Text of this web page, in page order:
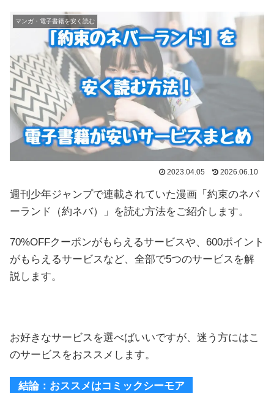
マンガ・電子書籍を安く読む
2023.04.05 2026.06.10
週刊少年ジャンプで連載されていた漫画「約束のネバ
ーランド（約ネバ）」を読む方法をご紹介します。
70%OFFクーポンがもらえるサービスや、600ポイント
がもらえるサービスなど、全部で5つのサービスを解
説します。
お好きなサービスを選べばいいですが、迷う方にはこ
のサービスをおススメします。
結論：おススメはコミックシーモア